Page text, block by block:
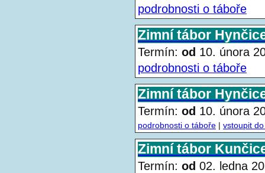
podrobnosti o táboře
Zimní tábor
Termín: od 10. února
podrobnosti o táboře
Zimní tábor
Termín: od 10. února
podrobnosti o táboře | vstoupit
Zimní tábor
Termín: od 02. ledna